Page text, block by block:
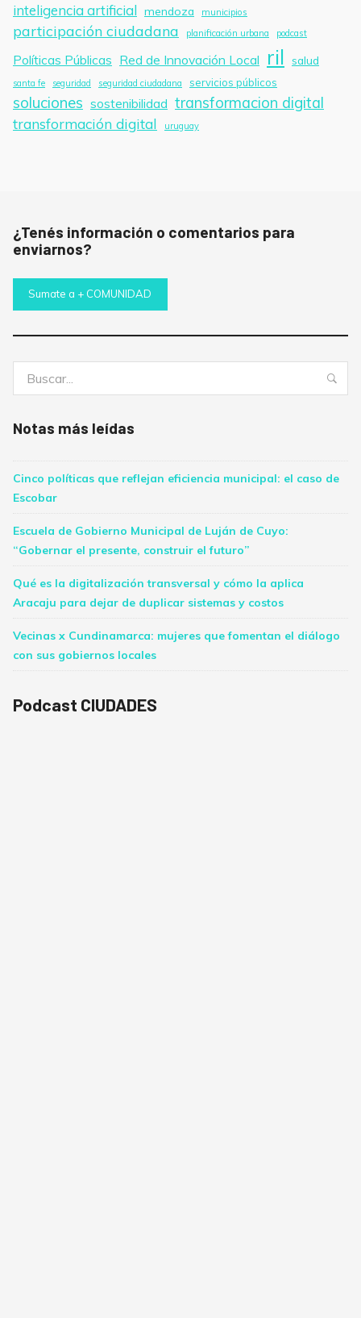
inteligencia artificial mendoza municipios
participación ciudadana planificación urbana podcast
Políticas Públicas Red de Innovación Local ril salud
santa fe seguridad seguridad ciudadana servicios públicos
soluciones sostenibilidad transformacion digital
transformación digital uruguay
¿Tenés información o comentarios para
enviarnos?
Sumate a + COMUNIDAD
Notas más leídas
Cinco políticas que reflejan eficiencia municipal: el caso de
Escobar
Escuela de Gobierno Municipal de Luján de Cuyo:
“Gobernar el presente, construir el futuro”
Qué es la digitalización transversal y cómo la aplica
Aracaju para dejar de duplicar sistemas y costos
Vecinas x Cundinamarca: mujeres que fomentan el diálogo
con sus gobiernos locales
Podcast CIUDADES